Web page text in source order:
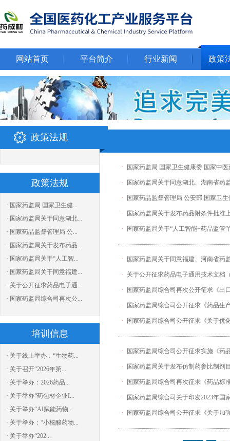
网站首页 平台简介 行业新闻 政策
政策法规
政策法规
· 国家药监局 国家卫生健...
· 国家药监局关于同意湖北...
· 国家药品监督管理局 公...
· 国家药监局关于发布药品...
· 国家药监局关于“人工智...
· 国家药监局关于同意福建...
· 关于公开征求药品电子通...
· 国家药监局综合司再次公...
培训信息
· 关于线上举办：“生物药...
· 关于召开“2026年第...
· 关于举办：2026药品...
· 关于举办“药包材企业I...
· 关于举办“AI赋能药物...
· 关于举办：“小核酸药物...
· 关于举办“202...
· 国家药监局 国家卫生健康委 国家中
· 国家药监局关于同意湖北、湖南省药
· 国家药品监督管理局 公安部 国家卫
· 国家药监局关于发布药品附条件批准
· 国家药监局关于“人工智能+药品监管
· 国家药监局关于同意福建、河南省药
· 关于公开征求药品电子通用技术文档
· 国家药监局综合司再次公开征求《出
· 国家药监局综合司公开征求《药品生
· 国家药监局综合司公开征求《关于优
· 国家药监局综合司公开征求实施《药
· 国家药监局关于发布仿制药参比制剂
· 国家药监局综合司再次征求《药品标
· 国家药监局综合司关于印发2023年国
· 国家药监局综合司公开征求《关于加